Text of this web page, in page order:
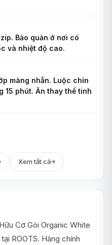
Bảo quản ở nơi có
và nhiệt độ cao.
màng nhẫn. Luộc chín
15 phút. Ăn thay thế tinh
Xem tất cả
Cơ Gói Organic White
ROOTS. Hàng chính